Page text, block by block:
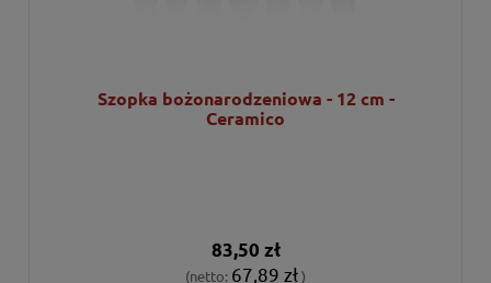
Szopka bożonarodzeniowa - 12 cm -
Ceramico
83,50 zł
(netto: 67,89 zł)